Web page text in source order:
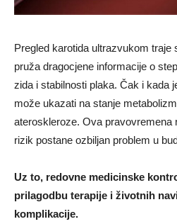
Pregled karotida ultrazvukom traje
pruža dragocjene informacije o
zida i stabilnosti plaka. Čak i kada
može ukazati na stanje
ateroskleroze. Ova pravovremena
rizik postane ozbiljan problem u
Uz to, redovne medicinske
prilagodbu terapije i životnih
komplikacije.